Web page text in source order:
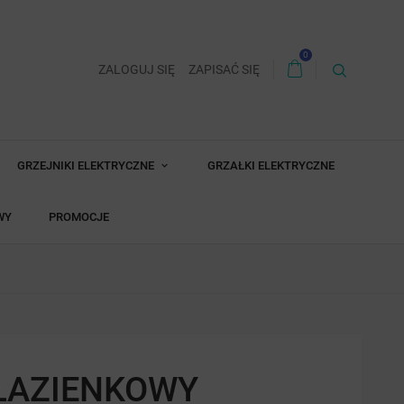
ZALOGUJ SIĘ ZAPISAĆ SIĘ
0
GRZEJNIKI ELEKTRYCZNE GRZAŁKI ELEKTRYCZNE
PROMOCJE